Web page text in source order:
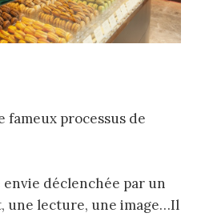
fameux processus de
envie déclenchée par un
une lecture, une image…Il